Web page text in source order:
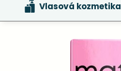
Vlasová kozmetika